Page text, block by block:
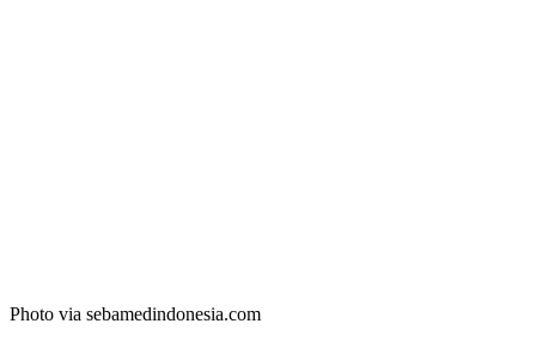
Photo via sebamedindonesia.com